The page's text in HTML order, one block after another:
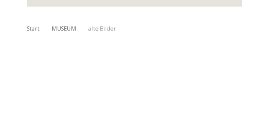
Start MUSEUM alte Bilder